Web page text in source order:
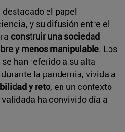
el papel
y su difusión entre el
construir una sociedad
y menos manipulable. Los
han referido a su alta
la pandemia, vivida a
y reto, en un contexto
ha convivido día a